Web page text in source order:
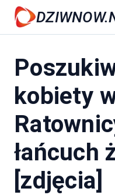
Przejdź
kobiety
łańcuch
[zdjęcia]